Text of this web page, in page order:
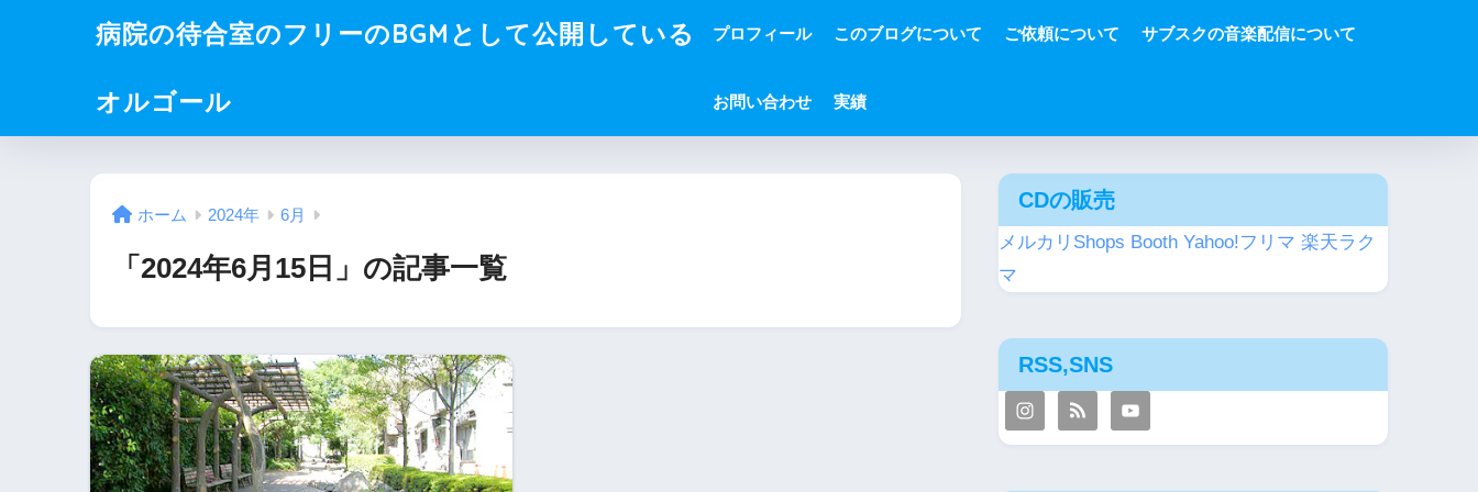
病院の待合室のフリーのBGMとして公開している
オルゴール
プロフィール このブログについて ご依頼について サブスクの音楽配信について
お問い合わせ 実績
ホーム 2024年 6月
「2024年6月15日」の記事一覧
CDの販売
メルカリShops Booth Yahoo!フリマ 楽天ラク
マ
RSS,SNS